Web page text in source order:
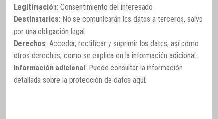
Legitimación: Consentimiento del interesado
Destinatarios: No se comunicarán los datos a terceros, salvo
por una obligación legal.
Derechos: Acceder, rectificar y suprimir los datos, así como
otros derechos, como se explica en la información adicional.
Información adicional: Puede consultar la información
detallada sobre la protección de datos aquí.